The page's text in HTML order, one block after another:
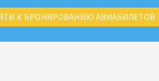
К БРОНИРОВАНИЮ АВИАБИЛЕТОВ